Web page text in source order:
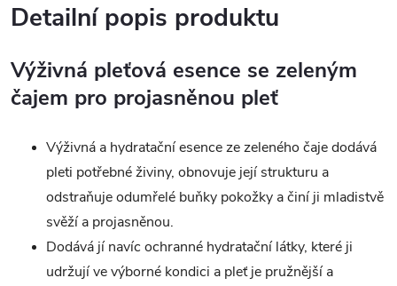
Detailní popis produktu
Výživná pleťová esence se zeleným
čajem pro projasněnou pleť
Výživná a hydratační esence ze zeleného čaje dodává
pleti potřebné živiny, obnovuje její strukturu a
odstraňuje odumřelé buňky pokožky a činí ji mladistvě
svěží a projasněnou.
Dodává jí navíc ochranné hydratační látky, které ji
udržují ve výborné kondici a pleť je pružnější a